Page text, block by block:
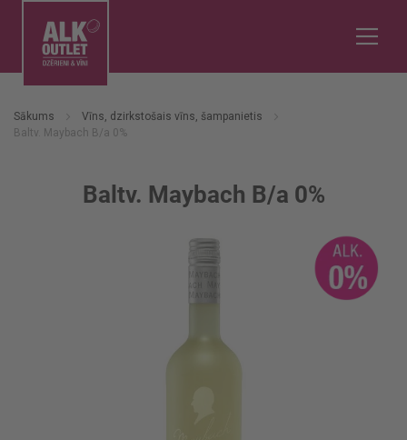
Sākums
Vīns, dzirkstošais vīns, šampanietis
Baltv. Maybach B/a 0%
Baltv. Maybach B/a 0%